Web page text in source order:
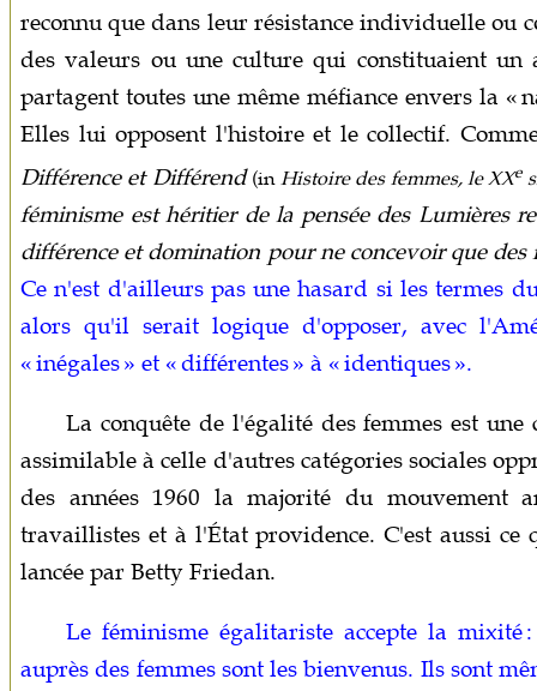
reconnu que dans leur résistance individuelle ou
des valeurs ou une culture qui constituaient
partagent toutes une même méfiance envers la «
Elles lui opposent l'histoire et le collectif.
Différence et Différend (in Histoire des femmes, le XXe
féminisme est héritier de la pensée des Lumières
différence et domination pour ne concevoir que
Ce n'est d'ailleurs pas une hasard si les termes
alors qu'il serait logique d'opposer, avec
« inégales » et « différentes » à « identiques ».
La conquête de l'égalité des femmes est
assimilable à celle d'autres catégories sociales
des années 1960 la majorité du mouvement
travaillistes et à l'État providence. C'est aussi
lancée par Betty Friedan.
Le féminisme égalitariste accepte la mixité
auprès des femmes sont les bienvenus. Ils sont